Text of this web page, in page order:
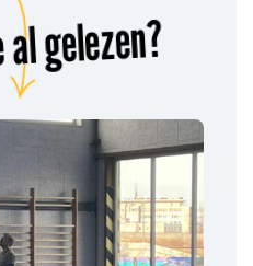
gelezen?